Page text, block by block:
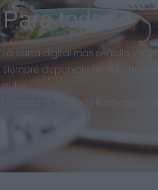
Para todos
La carta digital más sencilla y
siempre disponible en nuestra
nube.
La carta digital más innovadora